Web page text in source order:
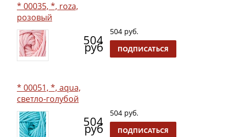
* 00035, *, roza,
розовый
504
руб
504 руб.
ПОДПИСАТЬСЯ
* 00051, *, aqua,
светло-голубой
504
руб
504 руб.
ПОДПИСАТЬСЯ